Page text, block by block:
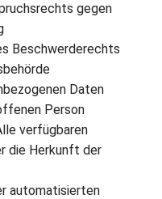
gegen
Beschwerderechts
Daten
Person
verfügbaren
die Herkunft der
automatisierten